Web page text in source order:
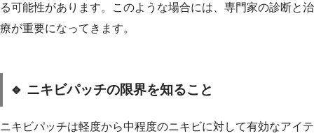
る可能性があります。このような場合には、専門家の診断と治
療が重要になってきます。
🔹 ニキビパッチの限界を知ること
ニキビパッチは軽度から中程度のニキビに対して有効なアイテ